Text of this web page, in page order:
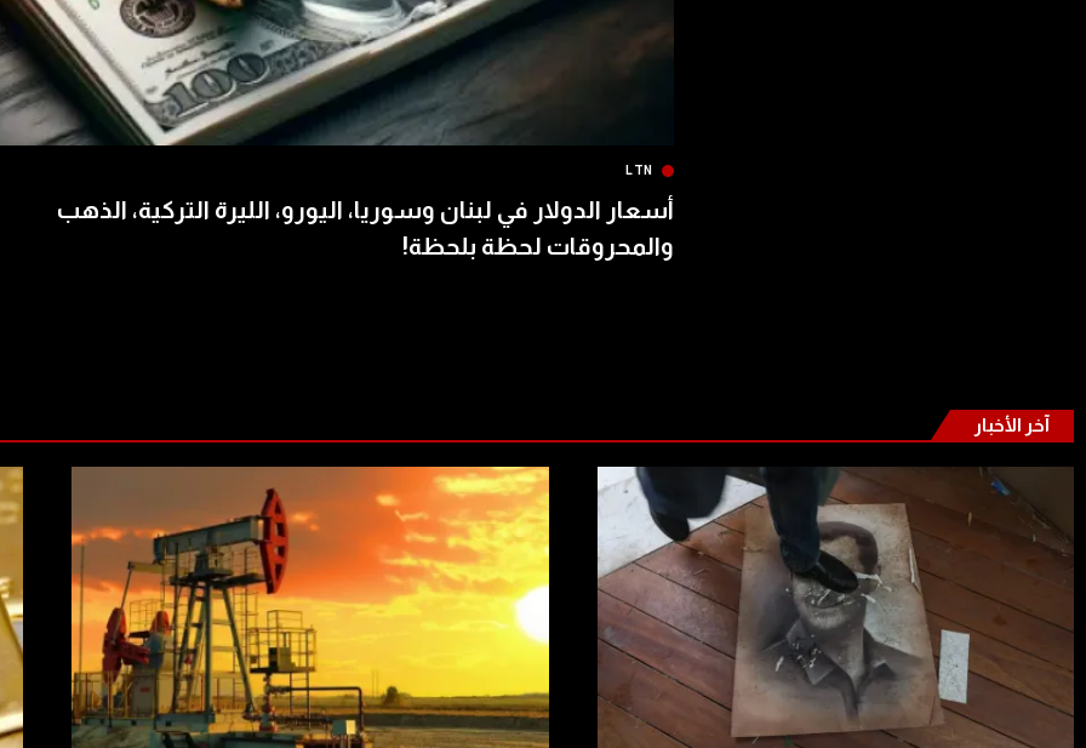
LTN
أسعار الدولار في لبنان وسوريا، اليورو، الليرة التركية، الذهب
والمحروقات لحظة بلحظة!
آخر الأخبار